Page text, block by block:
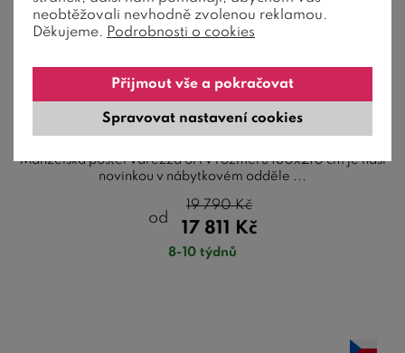
Manželská postel z masivu VAREZZA 6A,
180x210, masiv buk
Manželská postel Varezza 6A v rozměru 180x210 cm je naší
novinkou v nábytkovém odděle ...
od
17 811 Kč
19 790Kč
8-10 týdnů
neobtěžovali nevhodně zvolenou reklamou.
Děkujeme. Podrobnosti o cookies
Spravovat nastavení cookies
Přijmout vše a pokračovat